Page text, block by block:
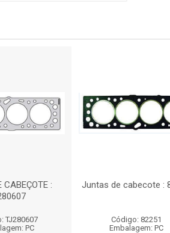
CABEÇOTE :
TJ280607
PC
Juntas de cabecote :
Código: 82251
Embalagem: PC